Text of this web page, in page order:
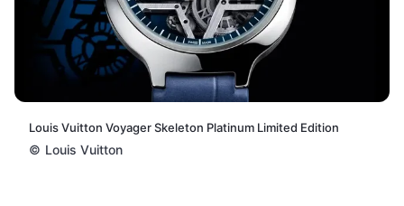
Louis Vuitton Voyager Skeleton Platinum Limited Edition
© Louis Vuitton